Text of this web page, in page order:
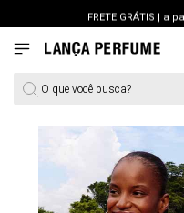
FRETE GRÁTIS | a
PERSONAL SHOPPER |
O que você busca?